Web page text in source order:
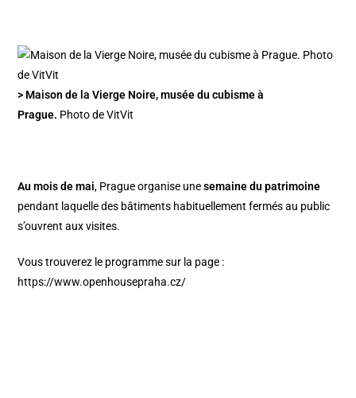
> Maison de la Vierge Noire, musée du cubisme à
Prague. Photo de VitVit
Au mois de mai, Prague organise unesemaine du patrimoine
pendant laquelle des bâtiments habituellement fermés au public
s’ouvrent aux visites.
Vous trouverez le programme sur la page :
https://www.openhousepraha.cz/